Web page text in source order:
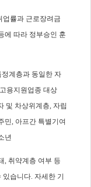
업률과 근로장려금
에 따라 정부승인 훈
정계층과 동일한 자
용지원업종 대상
및 차상위계층 자립
민 아프간 특별기여
년
, 취약계층 여부 등
있습니다. 자세한 기